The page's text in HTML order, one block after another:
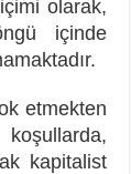
olarak,
içinde
etmekten
kapitalist